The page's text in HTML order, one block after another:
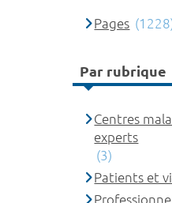
Pages
Par rubrique
Centres
experts
(3)
Patients et